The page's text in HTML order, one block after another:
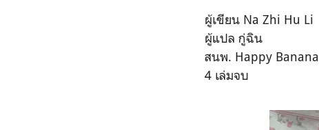
ผู้เขียน Na Zhi Hu Li
ผู้แปล กู่ฉิน
สนพ. Happy Banana
4 เล่มจบ